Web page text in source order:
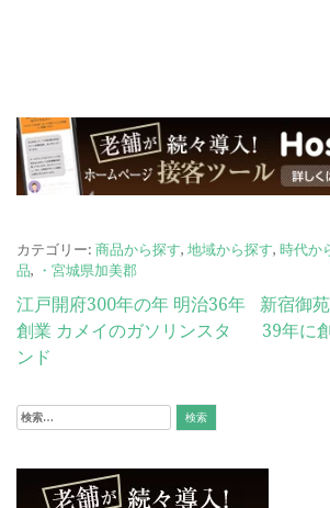
カテゴリー: 商品から探す, 地域から探す, 時代か
品, ・宮城県加美郡
投
稿
ビ
ー
江戸開府300年の年 明治36年
創業 カメイのガソリンスタ
ンド
新宿御
39年に
検